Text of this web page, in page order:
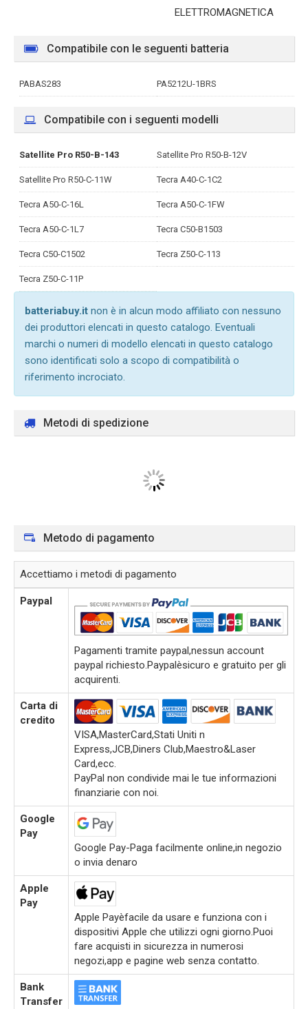
ELETTROMAGNETICA
Compatibile con le seguenti batteria
PABAS283 PA5212U-1BRS
Compatibile con i seguenti modelli
Satellite Pro R50-B-143 Satellite Pro R50-B-12V
Satellite Pro R50-C-11W Tecra A40-C-1C2
Tecra A50-C-16L Tecra A50-C-1FW
Tecra A50-C-1L7 Tecra C50-B1503
Tecra C50-C1502 Tecra Z50-C-113
Tecra Z50-C-11P
batteriabuy.it non è in alcun modo affiliato con nessuno
dei produttori elencati in questo catalogo. Eventuali
marchi o numeri di modello elencati in questo catalogo
sono identificati solo a scopo di compatibilità o
riferimento incrociato.
Metodi di spedizione
Metodo di pagamento
Accettiamo i metodi di pagamento
Paypal
Pagamenti tramite paypal,nessun account
paypal richiesto.Paypalèsicuro e gratuito per gli
acquirenti.
Carta di
credito
VISA,MasterCard,Stati Uniti n
Express,JCB,Diners Club,Maestro&Laser
Card,ecc.
PayPal non condivide mai le tue informazioni
finanziarie con noi.
Google
Pay
Google Pay-Paga facilmente online,in negozio
o invia denaro
Apple
Pay
Apple Payèfacile da usare e funziona con i
dispositivi Apple che utilizzi ogni giorno.Puoi
fare acquisti in sicurezza in numerosi
negozi,app e pagine web senza contatto.
Bank
Transfer